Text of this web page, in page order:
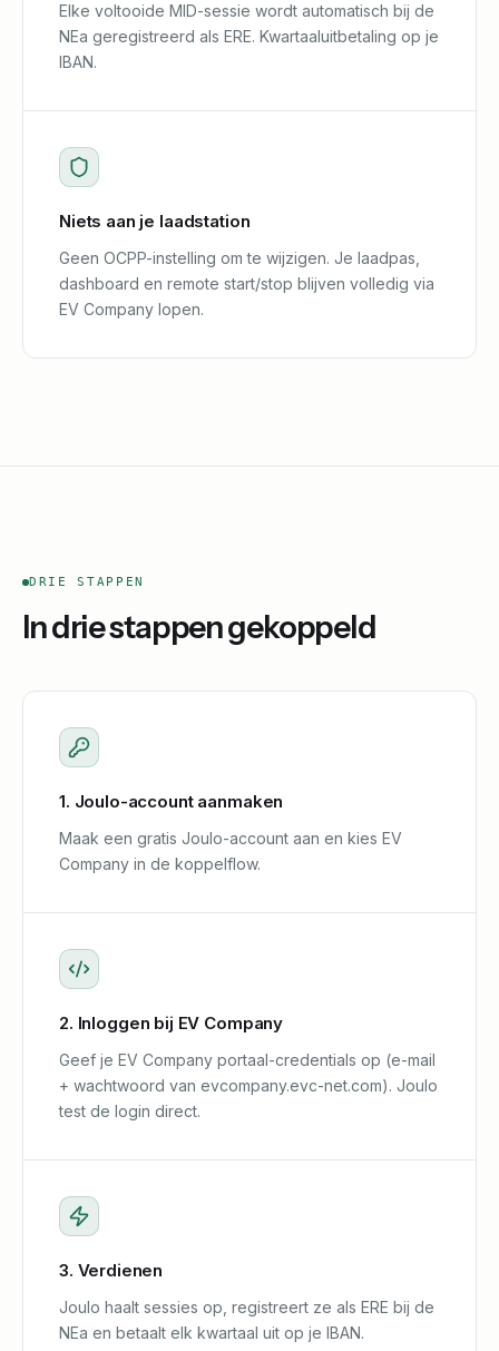
Elke voltooide MID-sessie wordt automatisch bij de
NEa geregistreerd als ERE. Kwartaaluitbetaling op je
IBAN.
Niets aan je laadstation
Geen OCPP-instelling om te wijzigen. Je laadpas,
dashboard en remote start/stop blijven volledig via
EV Company lopen.
DRIE STAPPEN
In drie stappen gekoppeld
1. Joulo-account aanmaken
Maak een gratis Joulo-account aan en kies EV
Company in de koppelflow.
2. Inloggen bij EV Company
Geef je EV Company portaal-credentials op (e-mail
+ wachtwoord van evcompany.evc-net.com). Joulo
test de login direct.
3. Verdienen
Joulo haalt sessies op, registreert ze als ERE bij de
NEa en betaalt elk kwartaal uit op je IBAN.